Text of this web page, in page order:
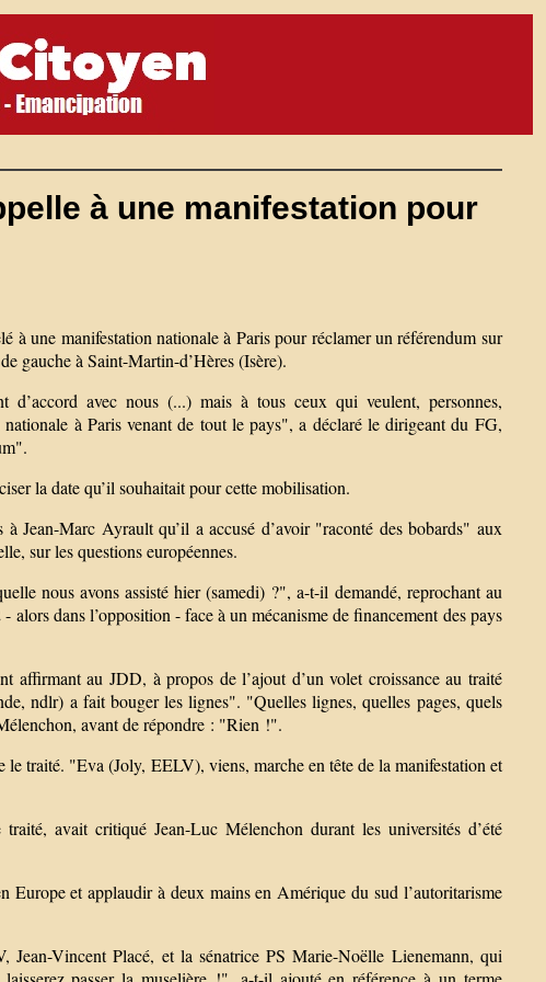
à une manifestation pour
à une manifestation nationale à Paris pour réclamer un référendum sur
gauche à Saint-Martin-d’Hères (Isère).
avec nous (...) mais à tous ceux qui veulent, personnes,
à Paris venant de tout le pays", a déclaré le dirigeant du FG,
la date qu’il souhaitait pour cette mobilisation.
Jean-Marc Ayrault qu’il a accusé d’avoir "raconté des bobards" aux
sur les questions européennes.
nous avons assisté hier (samedi) ?", a-t-il demandé, reprochant au
dans l’opposition - face à un mécanisme de financement des pays
affirmant au JDD, à propos de l’ajout d’un volet croissance au traité
ndlr) a fait bouger les lignes". "Quelles lignes, quelles pages, quels
avant de répondre : "Rien !".
le traité. "Eva (Joly, EELV), viens, marche en tête de la manifestation et
avait critiqué Jean-Luc Mélenchon durant les universités d’été
et applaudir à deux mains en Amérique du sud l’autoritarisme
Vincent Placé, et la sénatrice PS Marie-Noëlle Lienemann, qui